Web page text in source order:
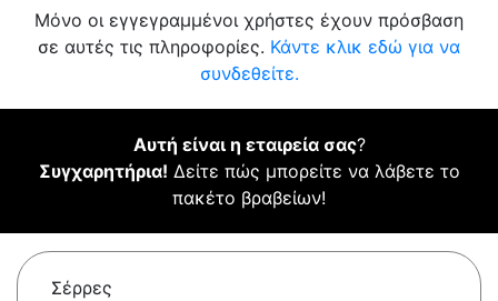
Μόνο οι εγγεγραμμένοι χρήστες έχουν πρόσβαση
σε αυτές τις πληροφορίες. Κάντε κλικ εδώ για να
συνδεθείτε.
Αυτή είναι η εταιρεία σας?
Συγχαρητήρια! Δείτε πώς μπορείτε να λάβετε το
πακέτο βραβείων!
Σέρρες